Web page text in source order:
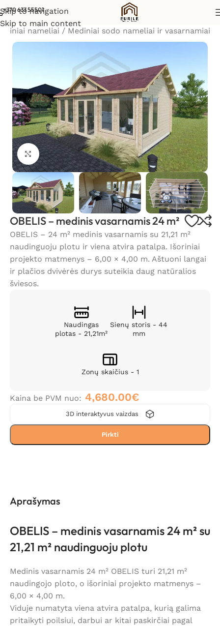
Skip to navigation
Skip to main content
+370 633 55501
nameliai / Mediniai sodo nameliai ir vasarnamiai
Padidinti vaizdą
OBELIS – medinis vasarnamis 24 m²
OBELIS – 24 m² medinis vasarnamis su 21,21 m²
naudinguoju plotu ir viena atvira patalpa. Išoriniai
projekto matmenys – 6,00 × 4,00 m. Aštuoni langai
ir plačios dvivėrės durys suteikia daug natūralios
šviesos.
Naudingas
plotas - 21,21m²
Sienų storis - 44
mm
Zonų skaičius - 1
Kaina be PVM nuo: 4,680.00€
Pirkti
3D interaktyvus vaizdas
Aprašymas
OBELIS – medinis vasarnamis 24 m² su
21,21 m² naudinguoju plotu
Medinis vasarnamis 24 m² OBELIS turi 21,21 m²
naudingojo ploto, o išoriniai projekto matmenys –
6,00 × 4,00 m.
Viduje numatyta viena atvira patalpa, kurią galima
pritaikyti poilsiui, darbui ar kitai paskirčiai pagal